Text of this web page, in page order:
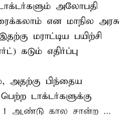
அலோபதி
என மாநில அரசு
மராட்டிய பயிற்சி
கடும் எதிர்ப்பு
அதற்கு பிந்தைய
பெற்ற டாக்டர்களுக்கு
ஆண்டு கால சான்ற ...